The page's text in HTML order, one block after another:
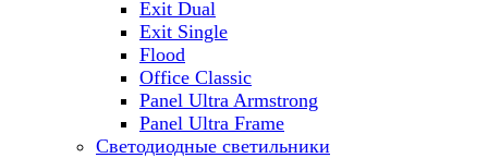
Exit Dual
Exit Single
Flood
Office Classic
Panel Ultra Armstrong
Panel Ultra Frame
Светодиодные светильники